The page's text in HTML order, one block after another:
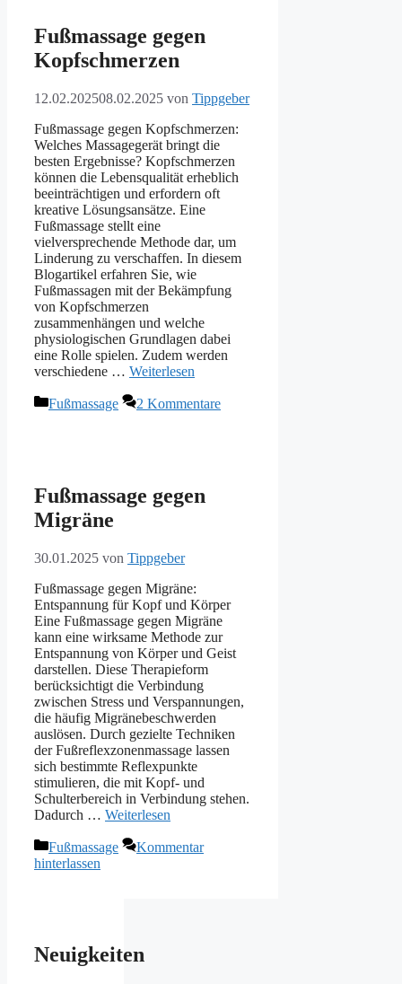
Fußmassage gegen
Kopfschmerzen
12.02.202508.02.2025 von Tippgeber
Fußmassage gegen Kopfschmerzen:
Welches Massagegerät bringt die
besten Ergebnisse? Kopfschmerzen
können die Lebensqualität erheblich
beeinträchtigen und erfordern oft
kreative Lösungsansätze. Eine
Fußmassage stellt eine
vielversprechende Methode dar, um
Linderung zu verschaffen. In diesem
Blogartikel erfahren Sie, wie
Fußmassagen mit der Bekämpfung
von Kopfschmerzen
zusammenhängen und welche
physiologischen Grundlagen dabei
eine Rolle spielen. Zudem werden
verschiedene … Weiterlesen
Kategorien
Fußmassage 2 Kommentare
Fußmassage gegen
Migräne
30.01.2025 von Tippgeber
Fußmassage gegen Migräne:
Entspannung für Kopf und Körper
Eine Fußmassage gegen Migräne
kann eine wirksame Methode zur
Entspannung von Körper und Geist
darstellen. Diese Therapieform
berücksichtigt die Verbindung
zwischen Stress und Verspannungen,
die häufig Migränebeschwerden
auslösen. Durch gezielte Techniken
der Fußreflexzonenmassage lassen
sich bestimmte Reflexpunkte
stimulieren, die mit Kopf- und
Schulterbereich in Verbindung stehen.
Dadurch … Weiterlesen
Kategorien
Fußmassage
Kommentar
hinterlassen
Neuigkeiten